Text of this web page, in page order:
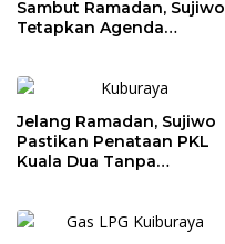
Sambut Ramadan, Sujiwo
Tetapkan Agenda
Jelang Ramadan, Sujiwo
Pastikan Penataan PKL
Kuala Dua Tanpa